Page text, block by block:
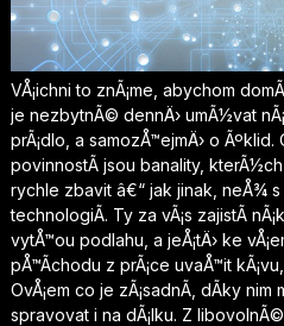
VÅ¡ichni to znÃ¡me, abychom
je nezbytnÃ© dennÄ› umÃ½vat
prÃ¡dlo, a samozÅ™ejmÄ› o Ãºklid.
povinnostÃ­ jsou banality,
rychle zbavit â€“ jak jinak, neÅ¾
technologiÃ­. Ty za vÃ¡s zajistÃ­
vytÅ™ou podlahu, a jeÅ¡tÄ› ke
pÅ™Ã­chodu z prÃ¡ce uvaÅ™it
OvÅ¡em co je zÃ¡sadnÃ­, dÃ­ky
spravovat i na dÃ¡lku. Z